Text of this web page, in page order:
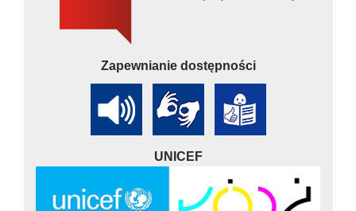
Zapewnianie dostępności
UNICEF